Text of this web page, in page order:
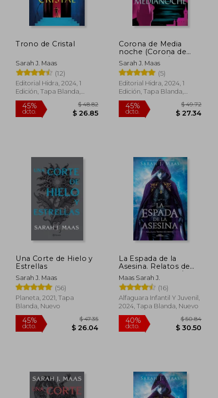
40%
dcto.
45%
dcto.
Trono de Cristal
Sarah J. Maas
(12)
Editorial Hidra, 2024, 1
Edición, Tapa Blanda,
Nuevo
Corona de Media
noche (Corona de
Medianoche / Trono
de Cristal 2)
Sarah J. Maas
(5)
Editorial Hidra, 2024, 1
Edición, Tapa Blanda,
Nuevo
Una Corte de Hielo y
Estrellas
Sarah J. Maas
(56)
Planeta, 2021, Tapa
Blanda, Nuevo
La Espada de la
Asesina. Relatos de
Trono de Cristal / the
Assassins Blade: The
Throne of Glass
Novellas
Maas Sarah J.
(16)
Alfaguara Infantil Y Juvenil,
2024, Tapa Blanda, Nuevo